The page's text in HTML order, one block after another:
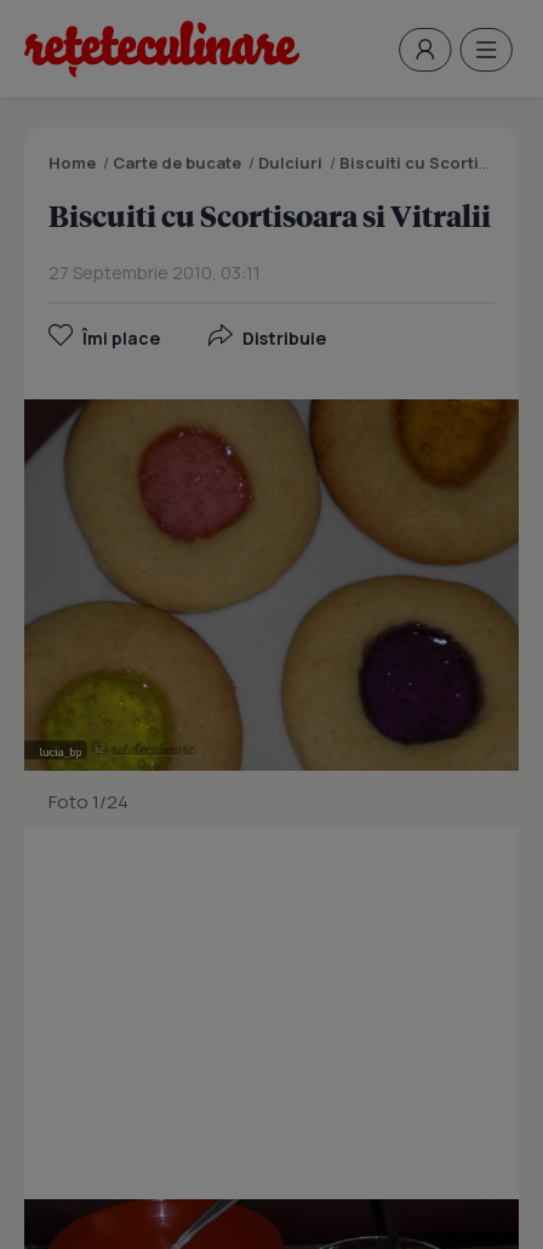
Home / Carte de bucate / Dulciuri / Biscuiti cu Scortisoara si Vitralii
Biscuiti cu Scortisoara si Vitralii
27 Septembrie 2010, 03:11
Îmi place Distribuie
Foto 1/24